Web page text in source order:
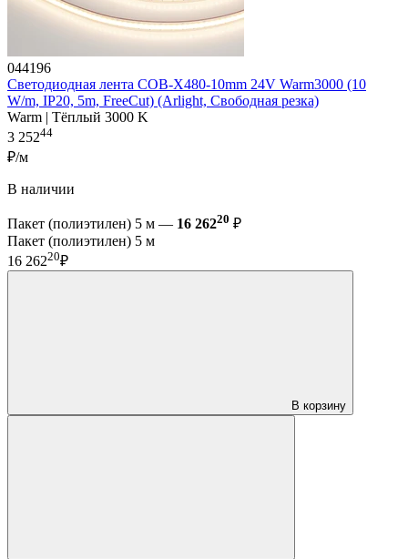
044196
Светодиодная лента COB-X480-10mm 24V Warm3000 (10
W/m, IP20, 5m, FreeCut) (Arlight, Свободная резка)
Warm | Тёплый 3000 K
3 25244
₽/м
В наличии
Пакет (полиэтилен) 5 м — 16 26220 ₽
Пакет (полиэтилен) 5 м
16 26220₽
В корзину